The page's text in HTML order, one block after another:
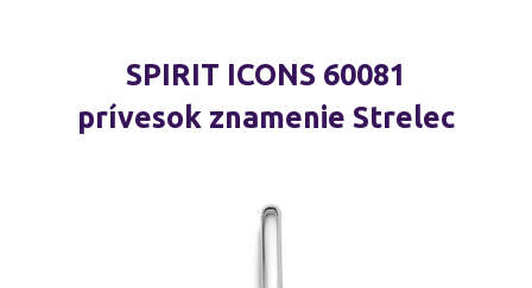
SPIRIT ICONS 60081
prívesok znamenie Strelec